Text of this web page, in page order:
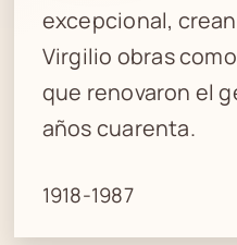
excepcional,
Virgilio obras
que renovaron el
años cuarenta.
1918-1987